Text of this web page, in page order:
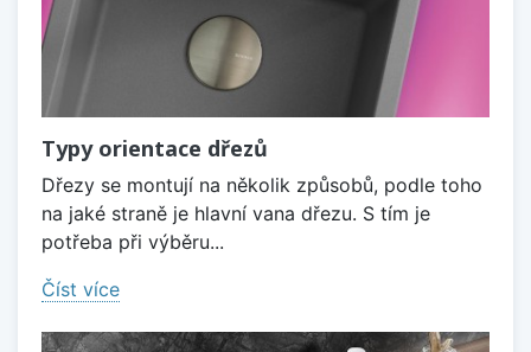
Typy orientace dřezů
Dřezy se montují na několik způsobů, podle toho
na jaké straně je hlavní vana dřezu. S tím je
potřeba při výběru...
Číst více